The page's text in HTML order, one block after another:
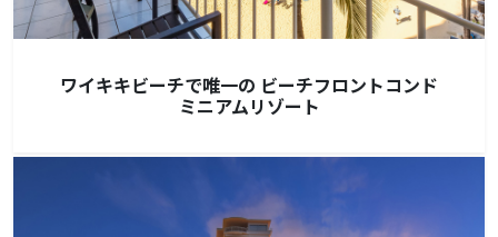
ワイキキビーチで唯一の ビーチフロントコンド
ミニアムリゾート